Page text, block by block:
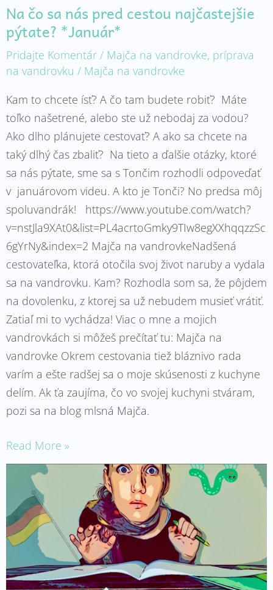
Na čo sa nás pred cestou najčastejšie
pýtate? *Január*
Pridajte Komentár / Majča na vandrovke, príprava
na vandrovku / Majča na vandrovke
Kam to chcete ísť? A čo tam budete robiť? Máte
toľko našetrené, alebo ste už nebodaj za vodou?
Ako dlho plánujete cestovať? A ako sa chcete na
taký dlhý čas zbaliť? Na tieto a ďalšie otázky, ktoré
sa nás pýtate, sme sa s Tončim rozhodli odpoveďať
v januárovom videu. A kto je Tonči? No predsa môj
spoluvandrák! https://www.youtube.com/watch?
v=nstJla9XAt0&list=PL4acrtoGmky9TIw8egXXhqqzzSc
6gYrNy&index=2 Majča na vandrovkeNadšená
cestovateľka, ktorá otočila svoj život naruby a vydala
sa na vandrovku. Kam? Rozhodla som sa, že pôjdem
na dovolenku, z ktorej sa už nebudem musieť vrátiť.
Zatiaľ mi to vychádza! Viac o mne a mojich
vandrovkách si môžeš prečítať tu: Majča na
vandrovke Okrem cestovania tiež bláznivo rada
varím a ešte radšej sa o moje skúsenosti z kuchyne
delím. Ak ťa zaujíma, čo vo svojej kuchyni stváram,
pozi sa na blog mlsná Majča.
Read More »
Panika,
výpoveď
Rock
‚n‘
Roll
*Október*